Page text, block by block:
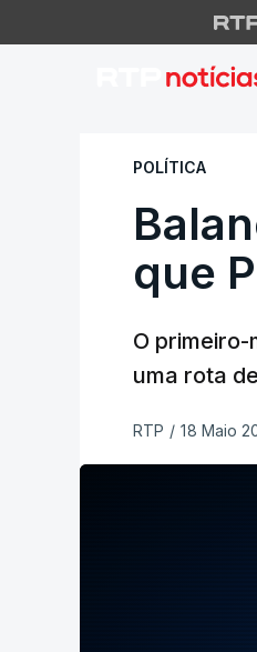
POLÍTICA
que
O
uma rota
RTP / 18 Maio